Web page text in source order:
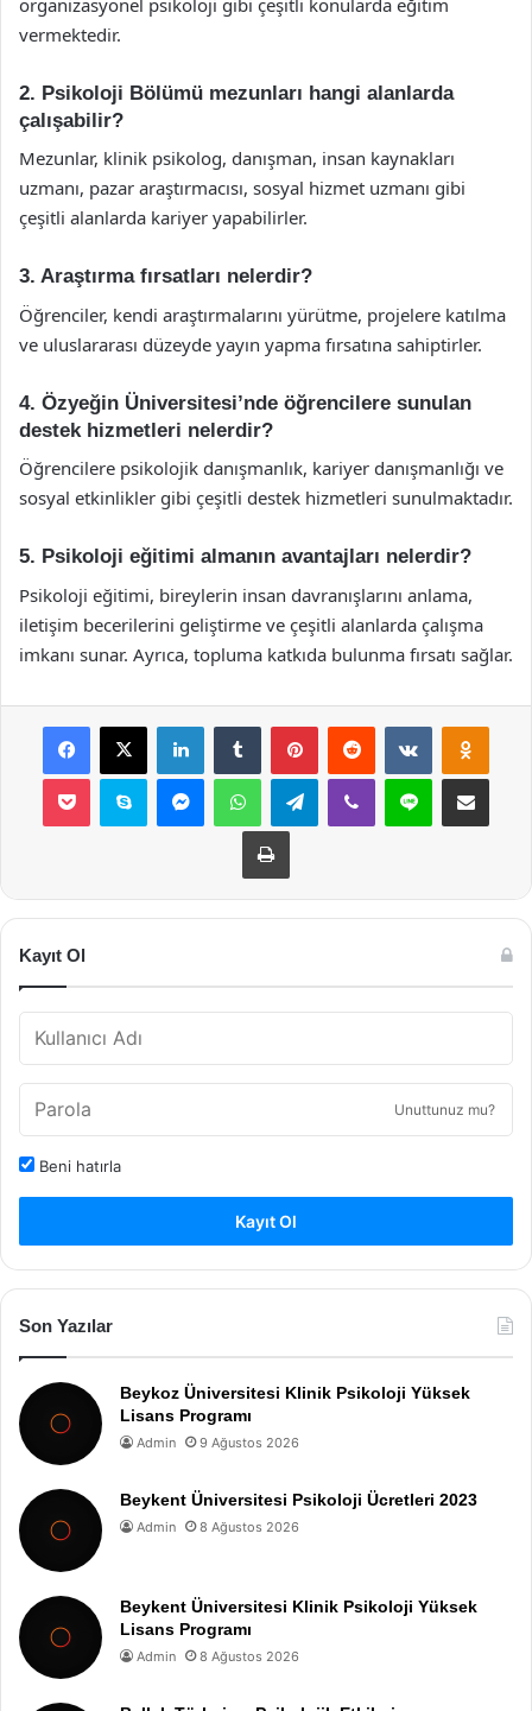
vermektedir.
2. Psikoloji Bölümü mezunları hangi alanlarda
çalışabilir?
Mezunlar, klinik psikolog, danışman, insan kaynakları
uzmanı, pazar araştırmacısı, sosyal hizmet uzmanı gibi
çeşitli alanlarda kariyer yapabilirler.
3. Araştırma fırsatları nelerdir?
Öğrenciler, kendi araştırmalarını yürütme, projelere katılma
ve uluslararası düzeyde yayın yapma fırsatına sahiptirler.
4. Özyeğin Üniversitesi’nde öğrencilere sunulan
destek hizmetleri nelerdir?
Öğrencilere psikolojik danışmanlık, kariyer danışmanlığı ve
sosyal etkinlikler gibi çeşitli destek hizmetleri sunulmaktadır.
5. Psikoloji eğitimi almanın avantajları nelerdir?
Psikoloji eğitimi, bireylerin insan davranışlarını anlama,
iletişim becerilerini geliştirme ve çeşitli alanlarda çalışma
imkanı sunar. Ayrıca, topluma katkıda bulunma fırsatı sağlar.
Facebook
X LinkedInTumblr PinterestReddit VKontakte
Pocket Skype MessengerWhatsAppTelegramViber Line E-Posta ile
Yazdır
Kayıt Ol
Unuttunuz mu?
Beni hatırla
Kayıt Ol
Son Yazılar
Beykoz Üniversitesi Klinik Psikoloji Yüksek
Lisans Programı
Admin 9 Ağustos 2026
Beykent Üniversitesi Psikoloji Ücretleri 2023
Admin 8 Ağustos 2026
Beykent Üniversitesi Klinik Psikoloji Yüksek
Lisans Programı
Admin 8 Ağustos 2026